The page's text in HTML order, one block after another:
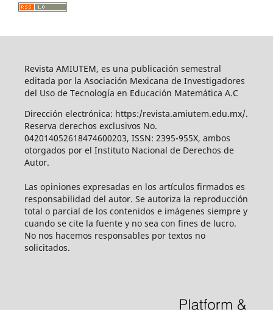
Revista AMIUTEM, es una publicación semestral
editada por la Asociación Mexicana de Investigadores
del Uso de Tecnología en Educación Matemática A.C
Dirección electrónica: https:/revista.amiutem.edu.mx/.
Reserva derechos exclusivos No.
042014052618474600203, ISSN: 2395-955X, ambos
otorgados por el Instituto Nacional de Derechos de
Autor.
Las opiniones expresadas en los artículos firmados es
responsabilidad del autor. Se autoriza la reproducción
total o parcial de los contenidos e imágenes siempre y
cuando se cite la fuente y no sea con fines de lucro.
No nos hacemos responsables por textos no
solicitados.